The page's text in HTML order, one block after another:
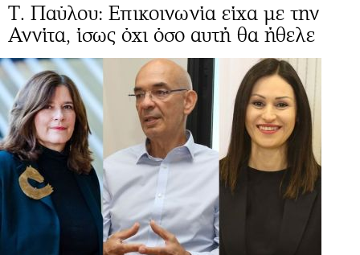
Τ. Παύλου: Επικοινωνία είχα με την
Αννίτα, ίσως όχι όσο αυτή θα ήθελε